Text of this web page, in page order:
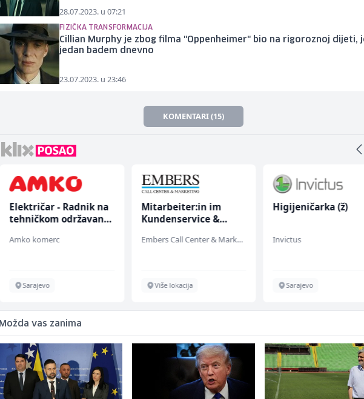
28.07.2023. u 07:21
FIZIČKA TRANSFORMACIJA
Cillian Murphy je zbog filma "Oppenheimer" bio na rigoroznoj dijeti,
jedan badem dnevno
23.07.2023. u 23:46
KOMENTARI (15)
Električar - Radnik na
tehničkom održavanju
Amko komerc
Sarajevo
Mitarbeiter:in im
Kundenservice &
Embers Call Center & Marketing
Više lokacija
Higijeničarka (ž)
Invictus
Sarajevo
Možda vas zanima